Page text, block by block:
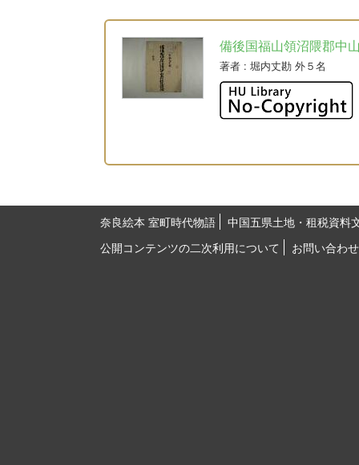
備後国福山領沼隈郡中
著者 : 堀内丈勘 外５名
奈良絵本 室町時代物語
中国五県土地・租税資料
公開コンテンツの二次利用について
お問い合わせ